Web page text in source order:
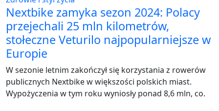
Nextbike zamyka sezon 2024: Polacy
przejechali 25 mln kilometrów,
stołeczne Veturilo najpopularniejsze w
Europie
W sezonie letnim zakończył się korzystania z rowerów
publicznych Nextbike w większości polskich miast.
Wypożyczenia w tym roku wyniosły ponad 8,6 mln, co.